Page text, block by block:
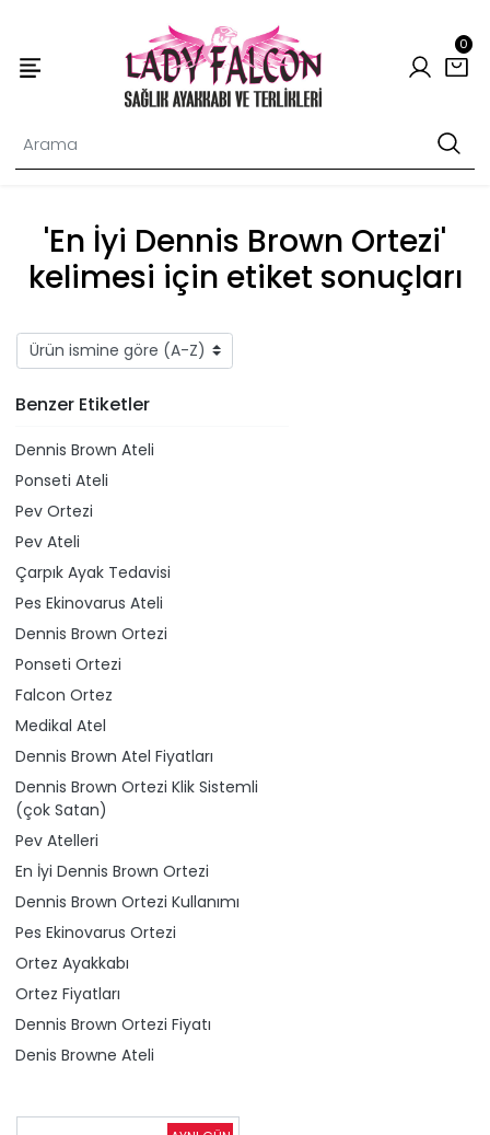
0
'En İyi Dennis Brown Ortezi'
kelimesi için etiket sonuçları
Benzer Etiketler
Dennis Brown Ateli
Ponseti Ateli
Pev Ortezi
Pev Ateli
Çarpık Ayak Tedavisi
Pes Ekinovarus Ateli
Dennis Brown Ortezi
Ponseti Ortezi
Falcon Ortez
Medikal Atel
Dennis Brown Atel Fiyatları
Dennis Brown Ortezi Klik Sistemli
(çok Satan)
Pev Atelleri
En İyi Dennis Brown Ortezi
Dennis Brown Ortezi Kullanımı
Pes Ekinovarus Ortezi
Ortez Ayakkabı
Ortez Fiyatları
Dennis Brown Ortezi Fiyatı
Denis Browne Ateli